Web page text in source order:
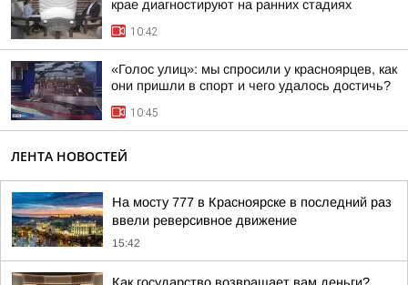
крае диагностируют на ранних стадиях
10:42
«Голос улиц»: мы спросили у красноярцев, как
они пришли в спорт и чего удалось достичь?
10:45
ЛЕНТА НОВОСТЕЙ
На мосту 777 в Красноярске в последний раз
ввели реверсивное движение
15:42